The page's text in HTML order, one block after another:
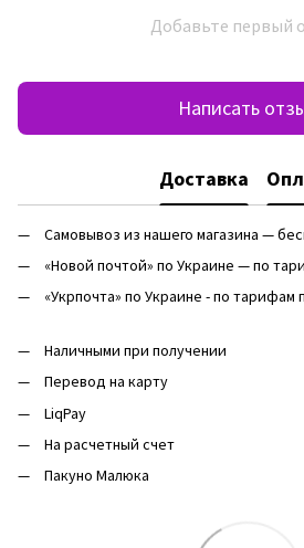
Добавьте первый
Написать
Доставка
Самовывоз из нашего магазина —
«Новой почтой» по Украине — по
«Укрпочта» по Украине - по тарифам
Наличными при получении
Перевод на карту
LiqPay
На расчетный счет
Пакуно Малюка